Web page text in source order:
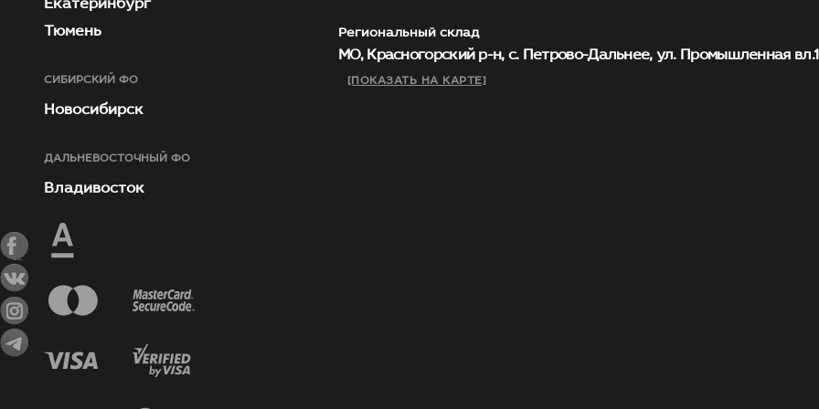
Тюмень
СИБИРСКИЙ ФО
Новосибирск
ДАЛЬНЕВОСТОЧНЫЙ ФО
Владивосток
Региональный склад
МО, Красногорский р-н, с. Петрово-Дальнее, ул. Промышленная
[ПОКАЗАТЬ НА КАРТЕ]